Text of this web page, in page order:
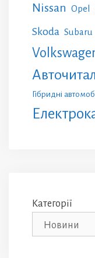
Nissan Opel
Skoda Subaru
Гібридні
Категорії